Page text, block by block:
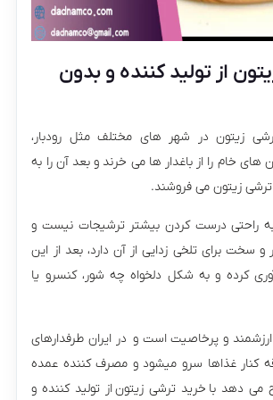
از تولید کننده و بدون
زیتون در شهر های مختلف مثل رودبار،
های خام را از باغدار ها می خرند و بعد آن را به
زیتون می فروشند.
راحتی درست کردن بیشتر ترشیجات نیست و
سخت برای تلخی زدایی از آن دارد، بعد از این
کرده و به شکل دلخواه چه شور، کنسرو یا
و پرخاصیت است و در ایران طرفدارهای
کنار غذاها سرو میشود و مصرف کننده عمده
می دهد با خرید ترشی زیتون از تولید کننده و